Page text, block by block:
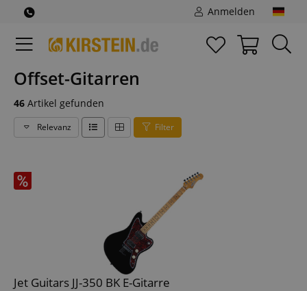
Anmelden
Offset-Gitarren
46 Artikel gefunden
Relevanz Filter
Jet Guitars JJ-350 BK E-Gitarre